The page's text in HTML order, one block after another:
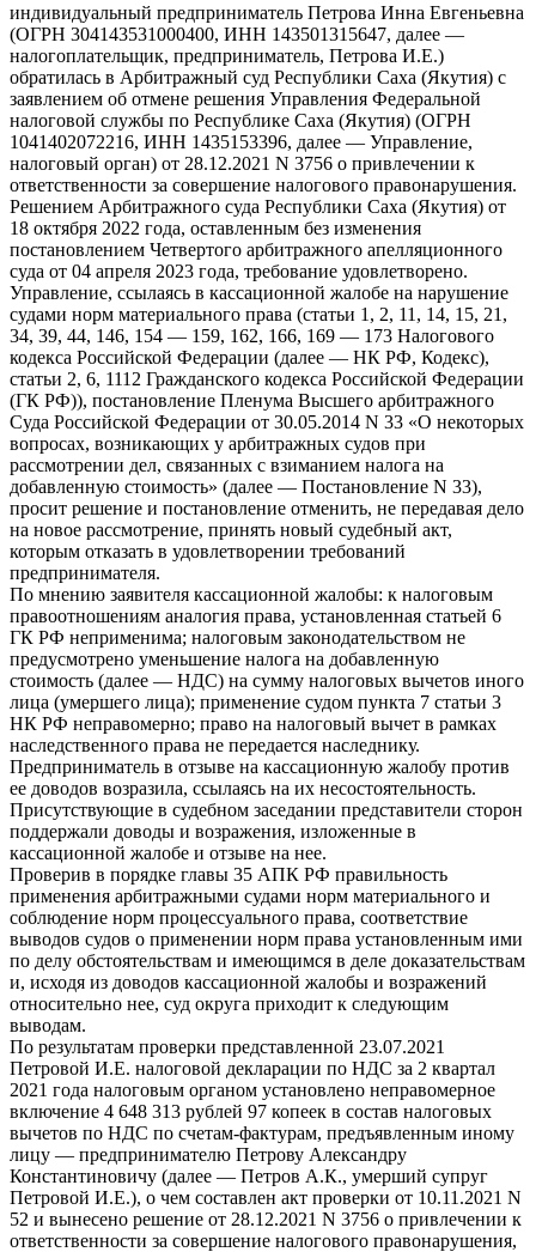
индивидуальный предприниматель Петрова Инна Евгеньевна
(ОГРН 304143531000400, ИНН 143501315647, далее —
налогоплательщик, предприниматель, Петрова И.Е.)
обратилась в Арбитражный суд Республики Саха (Якутия) с
заявлением об отмене решения Управления Федеральной
налоговой службы по Республике Саха (Якутия) (ОГРН
1041402072216, ИНН 1435153396, далее — Управление,
налоговый орган) от 28.12.2021 N 3756 о привлечении к
ответственности за совершение налогового правонарушения.
Решением Арбитражного суда Республики Саха (Якутия) от
18 октября 2022 года, оставленным без изменения
постановлением Четвертого арбитражного апелляционного
суда от 04 апреля 2023 года, требование удовлетворено.
Управление, ссылаясь в кассационной жалобе на нарушение
судами норм материального права (статьи 1, 2, 11, 14, 15, 21,
34, 39, 44, 146, 154 — 159, 162, 166, 169 — 173 Налогового
кодекса Российской Федерации (далее — НК РФ, Кодекс),
статьи 2, 6, 1112 Гражданского кодекса Российской Федерации
(ГК РФ)), постановление Пленума Высшего арбитражного
Суда Российской Федерации от 30.05.2014 N 33 «О некоторых
вопросах, возникающих у арбитражных судов при
рассмотрении дел, связанных с взиманием налога на
добавленную стоимость» (далее — Постановление N 33),
просит решение и постановление отменить, не передавая дело
на новое рассмотрение, принять новый судебный акт,
которым отказать в удовлетворении требований
предпринимателя.
По мнению заявителя кассационной жалобы: к налоговым
правоотношениям аналогия права, установленная статьей 6
ГК РФ неприменима; налоговым законодательством не
предусмотрено уменьшение налога на добавленную
стоимость (далее — НДС) на сумму налоговых вычетов иного
лица (умершего лица); применение судом пункта 7 статьи 3
НК РФ неправомерно; право на налоговый вычет в рамках
наследственного права не передается наследнику.
Предприниматель в отзыве на кассационную жалобу против
ее доводов возразила, ссылаясь на их несостоятельность.
Присутствующие в судебном заседании представители сторон
поддержали доводы и возражения, изложенные в
кассационной жалобе и отзыве на нее.
Проверив в порядке главы 35 АПК РФ правильность
применения арбитражными судами норм материального и
соблюдение норм процессуального права, соответствие
выводов судов о применении норм права установленным ими
по делу обстоятельствам и имеющимся в деле доказательствам
и, исходя из доводов кассационной жалобы и возражений
относительно нее, суд округа приходит к следующим
выводам.
По результатам проверки представленной 23.07.2021
Петровой И.Е. налоговой декларации по НДС за 2 квартал
2021 года налоговым органом установлено неправомерное
включение 4 648 313 рублей 97 копеек в состав налоговых
вычетов по НДС по счетам-фактурам, предъявленным иному
лицу — предпринимателю Петрову Александру
Константиновичу (далее — Петров А.К., умерший супруг
Петровой И.Е.), о чем составлен акт проверки от 10.11.2021 N
52 и вынесено решение от 28.12.2021 N 3756 о привлечении к
ответственности за совершение налогового правонарушения,